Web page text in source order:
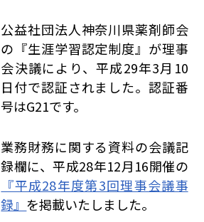
公益社団法人神奈川県薬剤師会
の『生涯学習認定制度』が理事
会決議により、平成29年3月10
日付で認証されました。認証番
号はG21です。
業務財務に関する資料の会議記
録欄に、平成28年12月16開催の
『平成28年度第3回理事会議事
録』 を掲載いたしました。